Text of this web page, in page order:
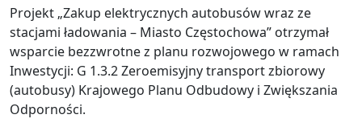
Projekt „Zakup elektrycznych autobusów wraz ze
stacjami ładowania – Miasto Częstochowa” otrzymał
wsparcie bezzwrotne z planu rozwojowego w ramach
Inwestycji: G 1.3.2 Zeroemisyjny transport zbiorowy
(autobusy) Krajowego Planu Odbudowy i Zwiększania
Odporności.